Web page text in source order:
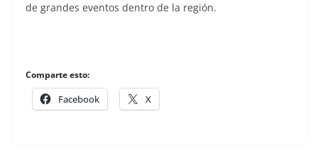
de grandes eventos dentro de la región.
Comparte esto:
Facebook X